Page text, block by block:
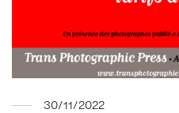
30/11/2022